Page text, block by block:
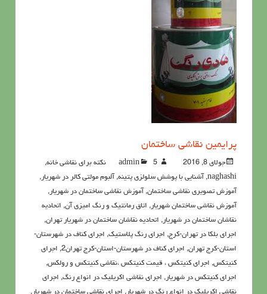
پرايمين نقاشی ساختمان
جولای 8, 2016 admin 5نکته برای نقاشی خانه
,
naghashi
, آشنايي با پوشش سلولزي پتينه, آلبوم مولتی کالر در شهریار,
آموزش تصویری نقاشی ساختمان, آموزش نقاشی ساختمان در شهریار,
آموزش نقاشی ساختمان شهریار, اتاق رمانتیک و رنگ امیزی آن, اتحادیه
نقاشان ساختمان در شهریار, اتحادیه نقاشان ساختمان در شهریار تهران,
اجرای بلکا در تهران-کرج, اجرای رنگ پلاستیک, اجرای کناف در شهرستان-
استان-کرج تهران, اجرای کناف در شهرستان-استان-کرج تهران2 , اجرای
کنیتکس, اجرای کنیتکس ، قیمت کنیتکس ،نقاشي كنيتكس و رولكس,
اجرای کنیتکس در شهریار, اجرای نقاشی اکریلیک در انواع رنگ, اجرای